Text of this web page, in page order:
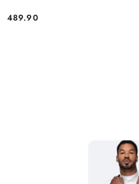
Cena:
489.90